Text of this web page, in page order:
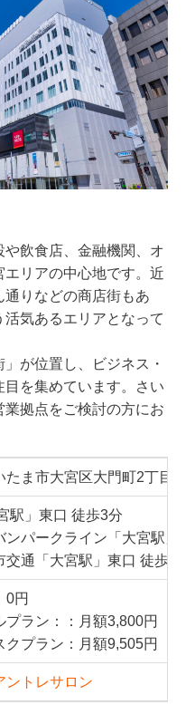
飲食店、金融機関、オ
リアの中心地です。近
りなどの商店街もあ
気あるエリアとなって
が位置し、ビジネス・
を集めています。さい
拠点をご検討の方にお
たま市大宮区大門町2丁目
駅」東口 徒歩3分
ンパークライン「大宮駅」
交通「大宮駅」東口 徒歩3分
0円
プラン：：月額3,800円
クプラン：月額9,505円
ントレサロン